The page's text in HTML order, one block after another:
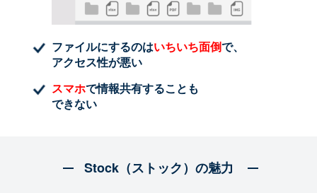
ファイルにするのはいちいち面倒で、
アクセス性が悪い
スマホで情報共有することも
できない
Stock（ストック）の魅力